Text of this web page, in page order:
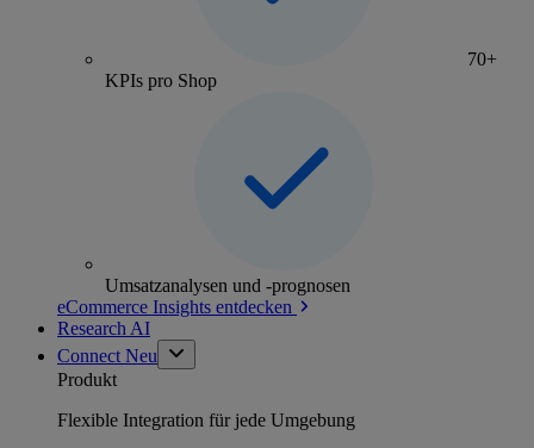
70+
KPIs pro Shop
Umsatzanalysen und -prognosen
eCommerce Insights entdecken
Research AI
Connect Neu
Produkt
Flexible Integration für jede Umgebung